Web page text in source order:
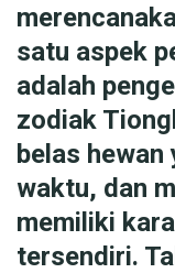
satu aspek
adalah
zodiak
belas
waktu, dan
memiliki
tersendiri.